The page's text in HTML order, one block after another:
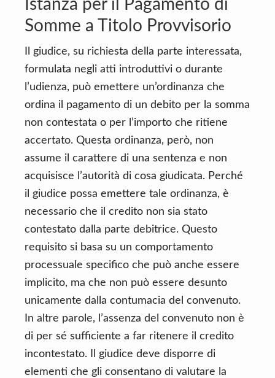
Istanza per il Pagamento di
Somme a Titolo Provvisorio
Il giudice, su richiesta della parte interessata,
formulata negli atti introduttivi o durante
l’udienza, può emettere un’ordinanza che
ordina il pagamento di un debito per la somma
non contestata o per l’importo che ritiene
accertato. Questa ordinanza, però, non
assume il carattere di una sentenza e non
acquisisce l’autorità di cosa giudicata. Perché
il giudice possa emettere tale ordinanza, è
necessario che il credito non sia stato
contestato dalla parte debitrice. Questo
requisito si basa su un comportamento
processuale specifico che può anche essere
implicito, ma che non può essere desunto
unicamente dalla contumacia del convenuto.
In altre parole, l’assenza del convenuto non è
di per sé sufficiente a far ritenere il credito
incontestato. Il giudice deve disporre di
elementi che gli consentano di valutare la